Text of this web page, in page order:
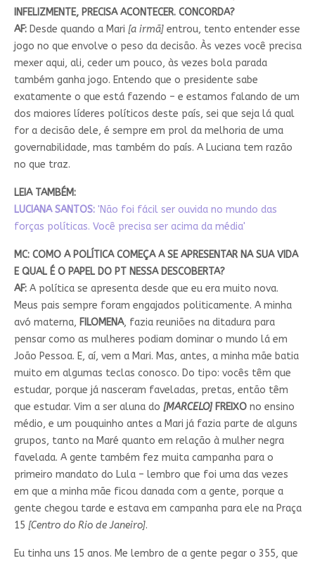
INFELIZMENTE, PRECISA ACONTECER. CONCORDA?
AF:Desde quando a Mari [a irmã]entrou, tento entender esse
jogo no que envolve o peso da decisão. Às vezes você precisa
mexer aqui, ali, ceder um pouco, às vezes bola parada
também ganha jogo. Entendo que o presidente sabe
exatamente o que está fazendo – e estamos falando de um
dos maiores líderes políticos deste país, sei que seja lá qual
for a decisão dele, é sempre em prol da melhoria de uma
governabilidade, mas também do país. A Luciana tem razão
no que traz.
LEIA TAMBÉM:
LUCIANA SANTOS:'Não foi fácil ser ouvida no mundo das
forças políticas. Você precisa ser acima da média'
MC: COMO A POLÍTICA COMEÇA A SE APRESENTAR NA SUA VIDA
E QUAL É O PAPEL DO PT NESSA DESCOBERTA?
AF: A política se apresenta desde que eu era muito nova.
Meus pais sempre foram engajados politicamente. A minha
avó materna, FILOMENA, fazia reuniões na ditadura para
pensar como as mulheres podiam dominar o mundo lá em
João Pessoa. E, aí, vem a Mari. Mas, antes, a minha mãe batia
muito em algumas teclas conosco. Do tipo: vocês têm que
estudar, porque já nasceram faveladas, pretas, então têm
que estudar. Vim a ser aluna do [MARCELO] FREIXO no ensino
médio, e um pouquinho antes a Mari já fazia parte de alguns
grupos, tanto na Maré quanto em relação à mulher negra
favelada. A gente também fez muita campanha para o
primeiro mandato do Lula – lembro que foi uma das vezes
em que a minha mãe ficou danada com a gente, porque a
gente chegou tarde e estava em campanha para ele na Praça
15 [Centro do Rio de Janeiro].
Eu tinha uns 15 anos. Me lembro de a gente pegar o 355, que